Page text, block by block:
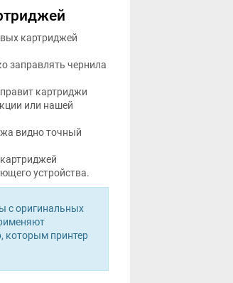
картриджей
заправлять чернила
картриджи
или нашей
видно точный
устройства.
с оригинальных
которым принтер